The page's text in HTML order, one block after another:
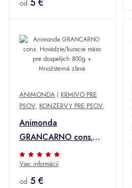
od
ANIMONDA | KRMIVO PRE
PSOV, KONZERVY PRE PSOV,
Animonda
GRANCARNO cons.
Hovädzie/kuracie
mäso pre dospelých
800g + Množstevná
Viac informácií
od 5 €